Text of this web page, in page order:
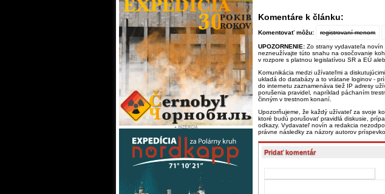
Komentáre k článku:
Komentovať môžu: registrovaní menom
UPOZORNENIE: Zo strany vydavateľa
nezneužívajte túto snahu na osočovanie
v rozpore s platnou legislatívou SR a EÚ
Komunikácia medzi užívateľmi a
ukladá do databázy a to vrátane loginov -
do internetu zaznamenáva tiež IP adresy
porušenia pravidel, napríklad páchaním
činným v trestnom konaní.
Upozorňujeme, že každý užívateľ za svoje
ktoré budú porušovať pravidlá diskusie,
odkazy. Vydavateľ novín a redakcia
právne následky za názory autorov
Pridať komentár